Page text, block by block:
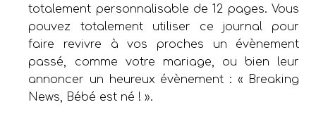
totalement personnalisable de 12 pages. Vous
pouvez totalement utiliser ce journal pour
faire revivre à vos proches un évènement
passé, comme votre mariage, ou bien leur
annoncer un heureux évènement : « Breaking
News, Bébé est né ! ».